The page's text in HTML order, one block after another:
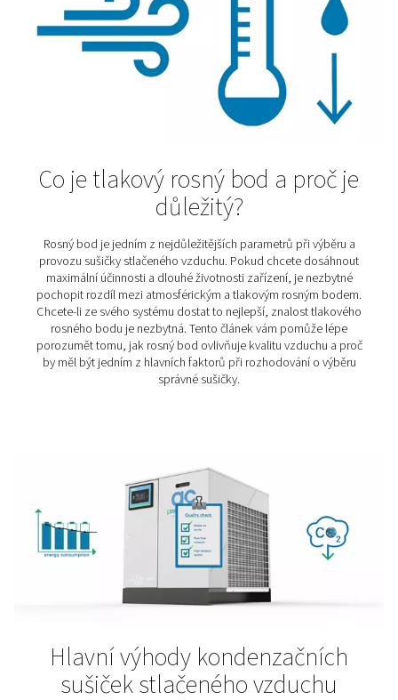
Výhody a využití
sušiček
Když se do systému se stlačeným vzduchem dostane
následky mohou být drahé — od poškozeného
otázka, <i>jestli</i> mít suchý vzduch, ale <i>jak</i>
Čistý a suchý vzduch je zkrátka základ. V tomto
podíváme na adsorpční sušičky: co to vlastně je, kdy je
proč hrají klíčovou roli tam, kde se pracuje s vysokými
kvalitu a spolehlivost.
stlačeného vzduchu